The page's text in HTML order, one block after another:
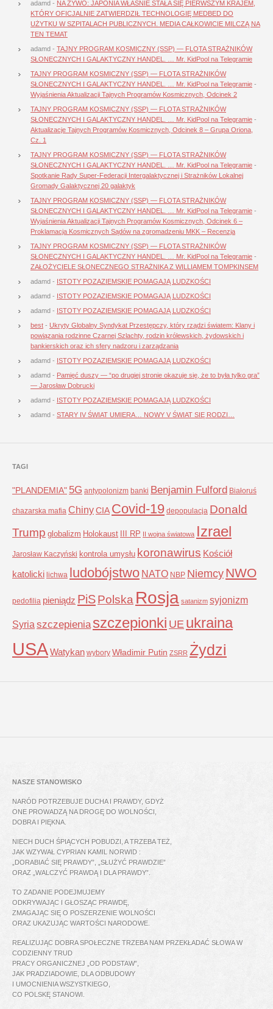
adamd - NA ŻYWO: JAPONIA WŁAŚNIE STAŁA SIĘ PIERWSZYM KRAJEM,
KTÓRY OFICJALNIE ZATWIERDZIŁ TECHNOLOGIĘ MEDBED DO
UŻYTKU W SZPITALACH PUBLICZNYCH. MEDIA CAŁKOWICIE MILCZĄ NA
TEN TEMAT
adamd - TAJNY PROGRAM KOSMICZNY (SSP) — FLOTA STRAŻNIKÓW
SŁONECZNYCH I GALAKTYCZNY HANDEL. … Mr. KidPool na Telegramie
TAJNY PROGRAM KOSMICZNY (SSP) — FLOTA STRAŻNIKÓW
SŁONECZNYCH I GALAKTYCZNY HANDEL. … Mr. KidPool na Telegramie -
Wyjaśnienia Aktualizacji Tajnych Programów Kosmicznych, Odcinek 2
TAJNY PROGRAM KOSMICZNY (SSP) — FLOTA STRAŻNIKÓW
SŁONECZNYCH I GALAKTYCZNY HANDEL. … Mr. KidPool na Telegramie -
Aktualizacje Tajnych Programów Kosmicznych, Odcinek 8 – Grupa Oriona,
Cz. 1
TAJNY PROGRAM KOSMICZNY (SSP) — FLOTA STRAŻNIKÓW
SŁONECZNYCH I GALAKTYCZNY HANDEL. … Mr. KidPool na Telegramie -
Spotkanie Rady Super-Federacji Intergalaktycznej i Strażników Lokalnej
Gromady Galaktycznej 20 galaktyk
TAJNY PROGRAM KOSMICZNY (SSP) — FLOTA STRAŻNIKÓW
SŁONECZNYCH I GALAKTYCZNY HANDEL. … Mr. KidPool na Telegramie -
Wyjaśnienia Aktualizacji Tajnych Programów Kosmicznych, Odcinek 6 –
Proklamacja Kosmicznych Sądów na zgromadzeniu MKK – Recenzja
TAJNY PROGRAM KOSMICZNY (SSP) — FLOTA STRAŻNIKÓW
SŁONECZNYCH I GALAKTYCZNY HANDEL. … Mr. KidPool na Telegramie -
ZAŁOŻYCIELE SŁONECZNEGO STRAŻNIKA Z WILLIAMEM TOMPKINSEM
adamd - ISTOTY POZAZIEMSKIE POMAGAJĄ LUDZKOŚCI
adamd - ISTOTY POZAZIEMSKIE POMAGAJĄ LUDZKOŚCI
adamd - ISTOTY POZAZIEMSKIE POMAGAJĄ LUDZKOŚCI
best - Ukryty Globalny Syndykat Przestępczy, który rządzi światem: Klany i
powiązania rodzinne Czarnej Szlachty, rodzin królewskich, żydowskich i
bankierskich oraz ich sfery nadzoru i zarządzania
adamd - ISTOTY POZAZIEMSKIE POMAGAJĄ LUDZKOŚCI
adamd - Pamięć duszy — “po drugiej stronie okazuje się, że to była tylko gra”
— Jarosław Dobrucki
adamd - ISTOTY POZAZIEMSKIE POMAGAJĄ LUDZKOŚCI
adamd - STARY IV ŚWIAT UMIERA… NOWY V ŚWIAT SIĘ RODZI…
TAGI
"PLANDEMIA" 5G antypolonizm banki Benjamin Fulford Białoruś
chazarska mafia ChinyCIA Covid-19 depopulacja Donald
Trump globalizm Holokaust III RP II wojna światowa Izrael
Jarosław Kaczyński kontrola umysłu koronawirus Kościół
katolicki lichwa ludobójstwo NATO NBP NiemcyNWO
pedofilia pieniądz PiSPolska Rosja satanizm syjonizm
Syria szczepienia szczepionki UE ukraina
USAWatykan wybory Władimir Putin ZSRR Żydzi
NASZE STANOWISKO
NARÓD POTRZEBUJE DUCHA I PRAWDY, GDYŻ
ONE PROWADZĄ NA DROGĘ DO WOLNOŚCI,
DOBRA I PIĘKNA.
NIECH DUCH ŚPIĄCYCH POBUDZI, A TRZEBA TEŻ,
JAK WZYWAŁ CYPRIAN KAMIL NORWID :
„DORABIAĆ SIĘ PRAWDY”, „SŁUŻYĆ PRAWDZIE”
ORAZ „WALCZYĆ PRAWDĄ I DLA PRAWDY”.
TO ZADANIE PODEJMUJEMY
ODKRYWAJĄC I GŁOSZĄC PRAWDĘ,
ZMAGAJĄC SIĘ O POSZERZENIE WOLNOŚCI
ORAZ UKAZUJĄC WARTOŚCI NARODOWE.
REALIZUJĄC DOBRA SPOŁECZNE TRZEBA NAM PRZEKŁADAĆ SŁOWA W
CODZIENNY TRUD
PRACY ORGANICZNEJ „OD PODSTAW”,
JAK PRADZIADOWIE, DLA ODBUDOWY
I UMOCNIENIA WSZYSTKIEGO,
CO POLSKĘ STANOWI.